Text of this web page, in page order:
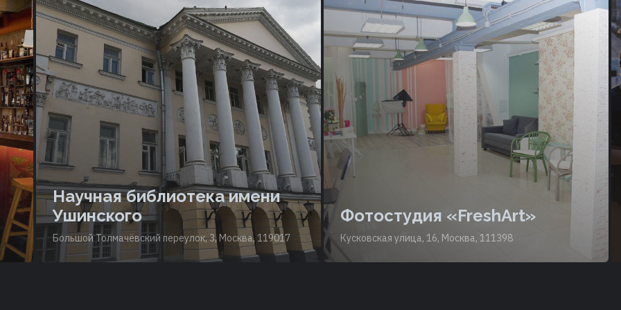
Научная библиотека имени
Ушинского
Большой Толмачёвский переулок, 3, Москва, 119017
Фотостудия «FreshArt»
Кусковская улица, 16, Москва, 111398